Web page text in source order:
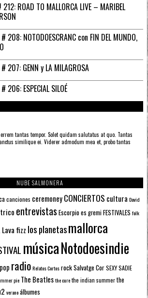
212: ROAD TO MALLORCA LIVE – MARIBEL
# 208: NOTODOESCRANC con FIN DEL MUNDO,
# 207: GENN y LA MILAGROSA
206: ESPECIAL SILOÉ
tantas tempor. Solet quidam salutatus at quo. Tantas
similique ei. Viderer admodum mea et, probo tantas
NUBE SALMONERA
canciones ceremoneyCONCIERTOS cultura David
entrevistas Escorpioes gremiFESTIVALES folk
Lava fizz los planetasmallorca
músicaNotodoesindie
pop radioRelatos CortosrockSalvatge CorSEXY SADIE
pie The Beatlesthe curethe indian summerthe
veranoálbumes